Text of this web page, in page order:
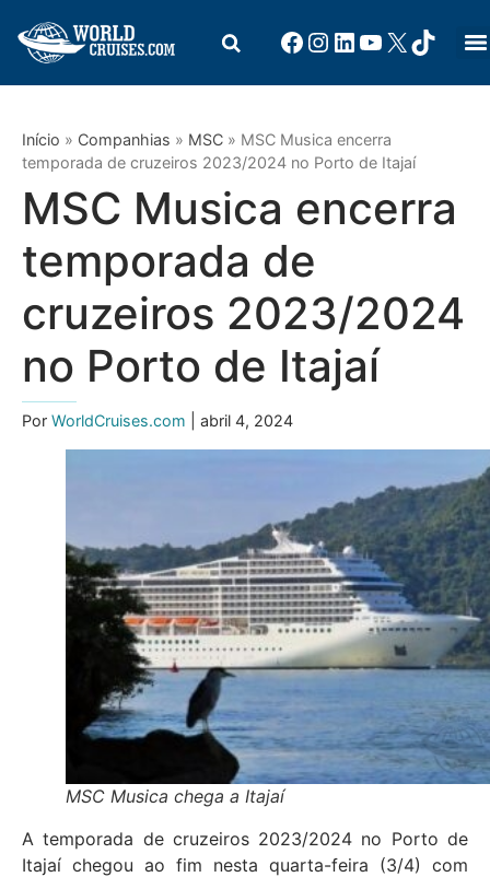
Início » Companhias » MSC » MSC Musica encerra
temporada de cruzeiros 2023/2024 no Porto de Itajaí
MSC Musica encerra
temporada de
cruzeiros 2023/2024
no Porto de Itajaí
Por WorldCruises.com | abril 4, 2024
MSC Musica chega a Itajaí
A temporada de cruzeiros 2023/2024 no Porto de
Itajaí chegou ao fim nesta quarta-feira (3/4) com